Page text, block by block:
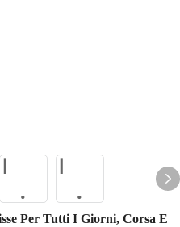
Per Tutti I Giorni, Corsa E